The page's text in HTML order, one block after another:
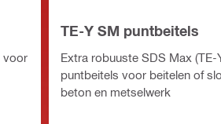
voor
TE-Y SM puntbeitels
Extra robuuste SDS Max (TE-
puntbeitels voor beitelen of
beton en metselwerk